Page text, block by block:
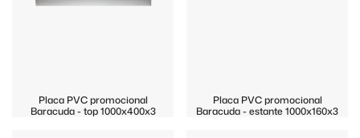
Placa PVC promocional
Baracuda - top 1000x400x3
Placa PVC promocional
Baracuda - estante 1000x160x3